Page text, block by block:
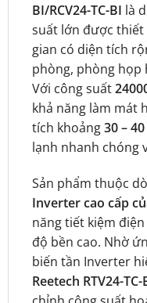
BI/RCV24-TC-BI là
suất lớn được
gian có diện tích
phòng, phòng họp
Với công suất
khả năng làm mát
tích khoảng30 –
lạnh nhanh chóng
Sản phẩm thuộc
Inverter cao cấp
năng tiết kiệm
độ bền cao. Nhờ
biến tần Inverter
Reetech RTV24-